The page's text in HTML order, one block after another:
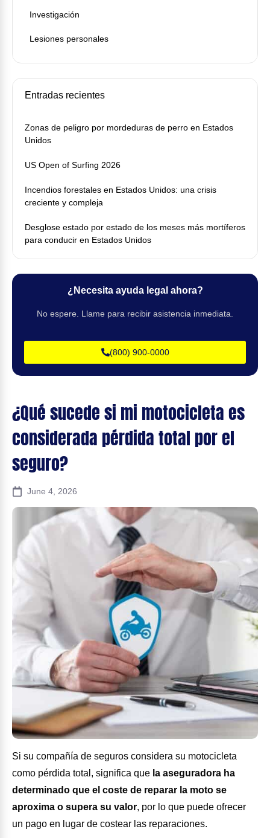
¿Qué sucede si mi motocicleta es
considerada pérdida total por el
seguro?
June 4, 2026
Si su compañía de seguros considera su motocicleta
como pérdida total, significa que la aseguradora ha
determinado que el coste de reparar la moto se
aproxima o supera su valor, por lo que puede ofrecer
un pago en lugar de costear las reparaciones.
Investigación
Lesiones personales
Entradas recientes
Zonas de peligro por mordeduras de perro en Estados
Unidos
US Open of Surfing 2026
Incendios forestales en Estados Unidos: una crisis
creciente y compleja
Desglose estado por estado de los meses más mortíferos
para conducir en Estados Unidos
¿Necesita ayuda legal ahora?
No espere. Llame para recibir asistencia inmediata.
(800) 900-0000